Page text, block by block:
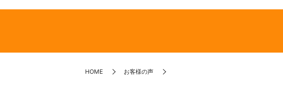
HOME お客様の声